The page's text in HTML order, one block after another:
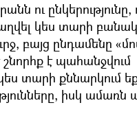
ու ընկերությունը,
կես տարի
բայց ընդամենը
շնորհք է պահանջվում
տարի քննարկում
իսկ ամառն